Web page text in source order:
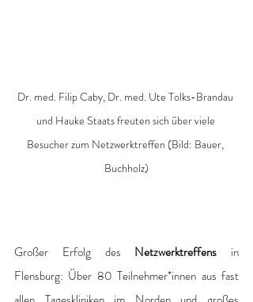
Dr. med. Filip Caby, Dr. med. Ute Tolks-Brandau
und Hauke Staats freuten sich über viele
Besucher zum Netzwerktreffen (Bild: Bauer,
Buchholz)
Großer Erfolg des Netzwerktreffens in
Flensburg: Über 80 Teilnehmer*innen aus fast